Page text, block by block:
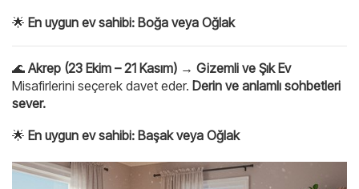
🌟 En uygun ev sahibi: Boğa veya Oğlak
🌊 Akrep (23 Ekim – 21 Kasım) → Gizemli ve Şık Ev
Misafirlerini seçerek davet eder. Derin ve anlamlı sohbetleri
sever.
🌟 En uygun ev sahibi: Başak veya Oğlak